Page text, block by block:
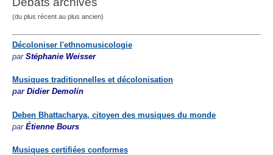
(du plus récent au plus ancien)
Décoloniser l'ethnomusicologie
par Stéphanie Weisser
Musiques traditionnelles et décolonisation
par Didier Demolin
Deben Bhattacharya, citoyen des musiques du monde
parÉtienne Bours
Musiques certifiées conformes